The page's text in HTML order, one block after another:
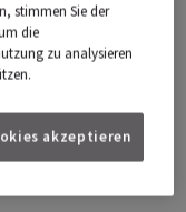
stimmen Sie der
die
zu analysieren
akzeptieren